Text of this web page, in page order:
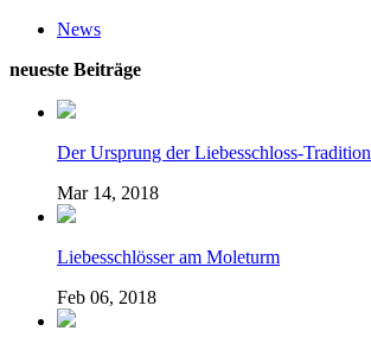
News
neueste Beiträge
Der Ursprung der Liebesschloss-Tradition
Mar 14, 2018
Liebesschlösser am Moleturm
Feb 06, 2018